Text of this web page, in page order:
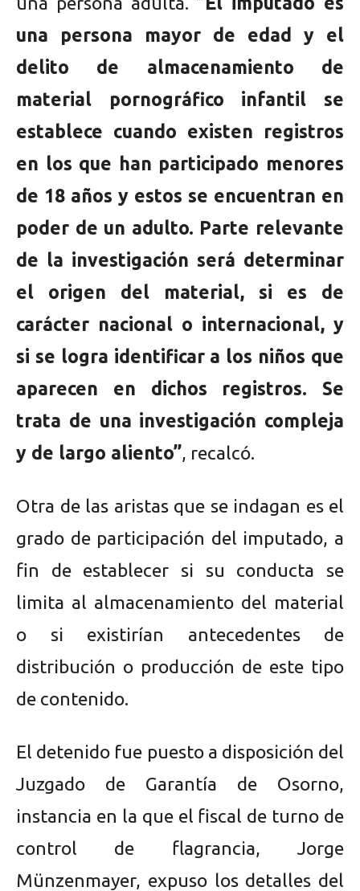
una persona mayor de edad y el
delito de almacenamiento de
material pornográfico infantil se
establece cuando existen registros
en los que han participado menores
de 18 años y estos se encuentran en
poder de un adulto. Parte relevante
de la investigación será determinar
el origen del material, si es de
carácter nacional o internacional, y
si se logra identificar a los niños que
aparecen en dichos registros. Se
trata de una investigación compleja
y de largo aliento”, recalcó.
Otra de las aristas que se indagan es el
grado de participación del imputado, a
fin de establecer si su conducta se
limita al almacenamiento del material
o si existirían antecedentes de
distribución o producción de este tipo
de contenido.
El detenido fue puesto a disposición del
Juzgado de Garantía de Osorno,
instancia en la que el fiscal de turno de
control de flagrancia, Jorge
Münzenmayer, expuso los detalles del